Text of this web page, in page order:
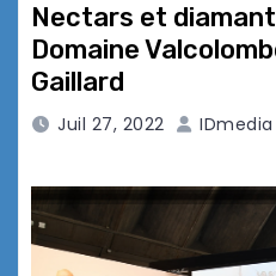
Nectars et
Domaine
Gaillard
Juil 27, 2022